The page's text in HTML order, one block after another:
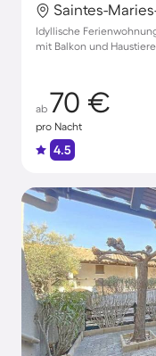
Idyllische
mit Balkon und
ab 70 €
pro Nacht
4.5